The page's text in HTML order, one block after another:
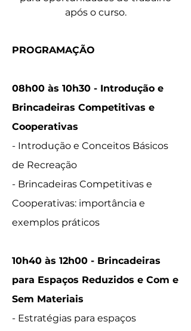
após o curso.
PROGRAMAÇÃO
08h00 às 10h30 - Introdução e
Brincadeiras Competitivas e
Cooperativas
- Introdução e Conceitos Básicos
de Recreação
- Brincadeiras Competitivas e
Cooperativas: importância e
exemplos práticos
10h40 às 12h00 - Brincadeiras
para Espaços Reduzidos e Com e
Sem Materiais
- Estratégias para espaços